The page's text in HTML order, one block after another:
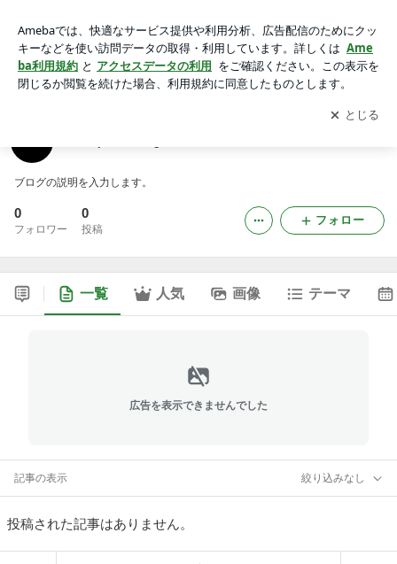
アプリをダウンロードして ブログの更新通知
を受け取りまし
ょう。
開く
ブログの説明を入力します。
0
フォロワー
0
投稿
フォロー
一覧 人気 画像 テーマ
広告を表示できませんでした
記事の表示 絞り込みなし
投稿された記事はありません。